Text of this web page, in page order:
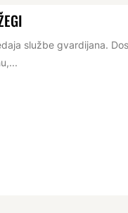
službe gvardijana.